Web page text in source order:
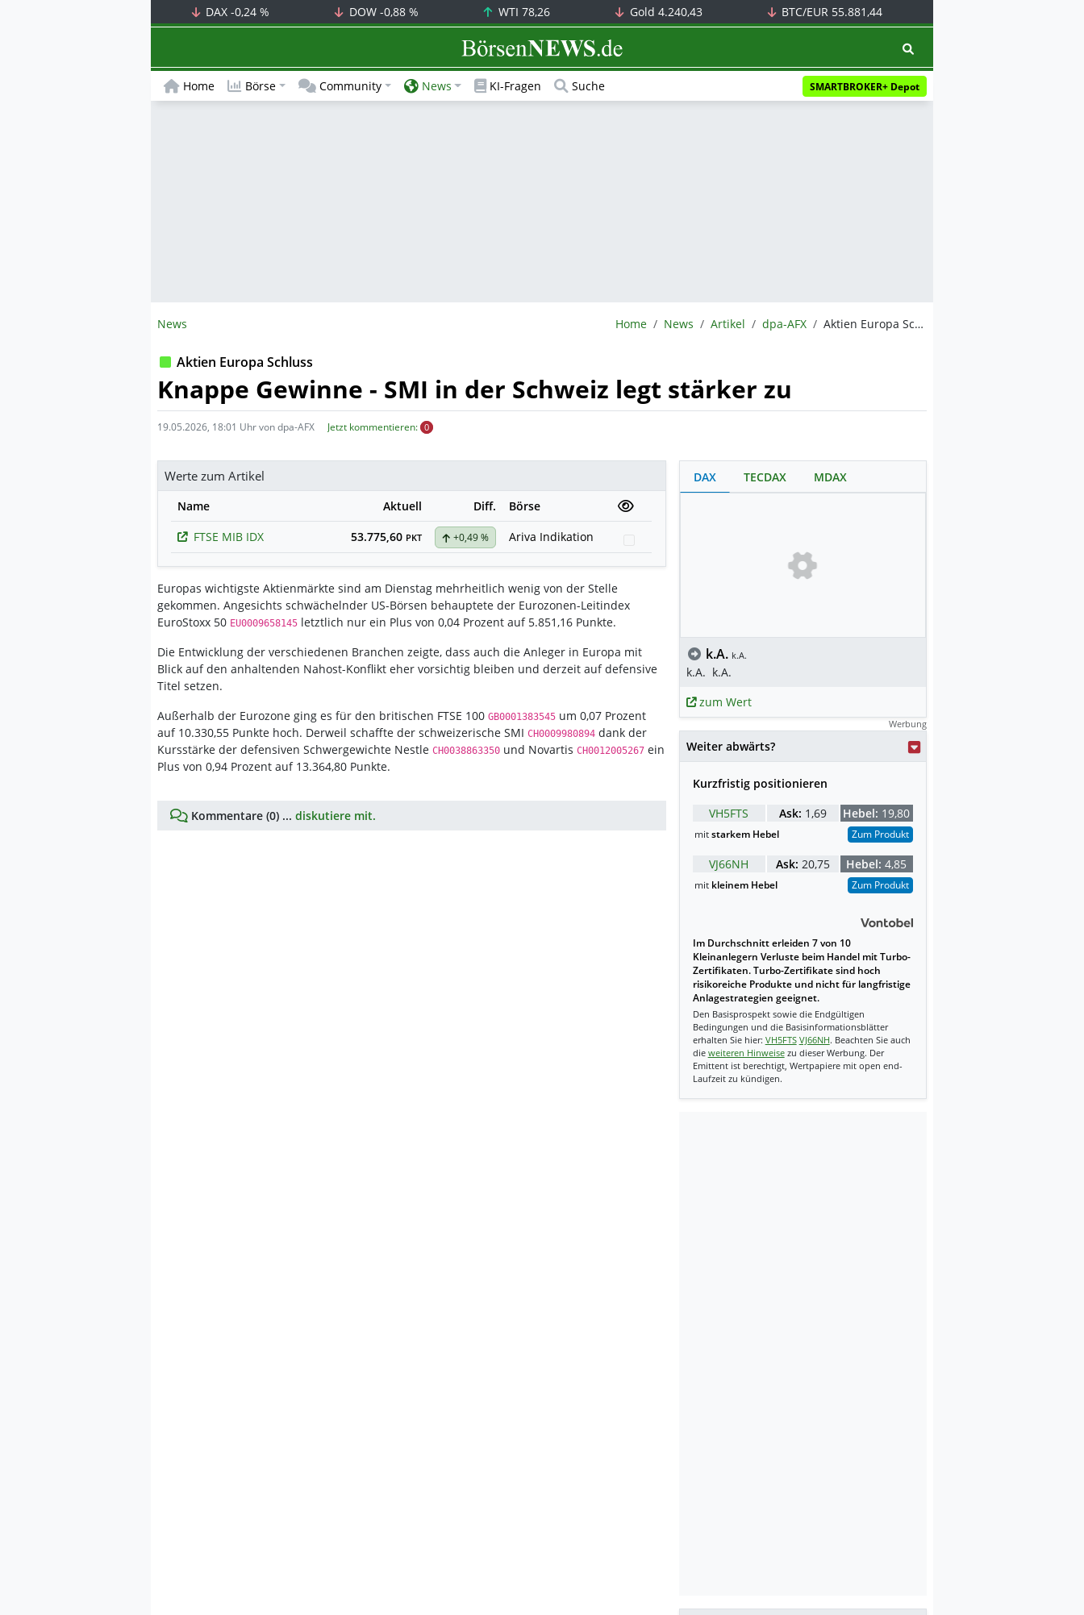
DAX-0,24 % DOW -0,88 % WTI 78,26 Gold 4.240,43 BTC/EUR 55.881,44
BörsenNEWS.de
Home Börse Community News KI-Fragen Suche SMARTBROKER+ Depot
News BörsenNEWS.de
Home News Artikel dpa-AFX Aktien Europa Schluss: Knappe Gewinne - SMI in der Schweiz legt stärker zu
Aktien Europa Schluss
Knappe Gewinne - SMI in der Schweiz legt stärker zu
19.05.2026, 18:01 Uhr von dpa-AFX Jetzt kommentieren: 0
Werte zum Artikel
Name Aktuell Diff.
Börse
FTSE MIB IDX
53.775,60 PKT +0,49 % Ariva Indikation
Europas wichtigste Aktienmärkte sind am Dienstag mehrheitlich wenig von der Stelle
gekommen. Angesichts schwächelnder US-Börsen behauptete der Eurozonen-Leitindex
EuroStoxx 50 EU0009658145 letztlich nur ein Plus von 0,04 Prozent auf 5.851,16 Punkte.
Die Entwicklung der verschiedenen Branchen zeigte, dass auch die Anleger in Europa mit
Blick auf den anhaltenden Nahost-Konflikt eher vorsichtig bleiben und derzeit auf defensive
Titel setzen.
Außerhalb der Eurozone ging es für den britischen FTSE 100 GB0001383545 um 0,07 Prozent
auf 10.330,55 Punkte hoch. Derweil schaffte der schweizerische SMI CH0009980894 dank der
Kursstärke der defensiven Schwergewichte Nestle CH0038863350 und Novartis CH0012005267 ein
Plus von 0,94 Prozent auf 13.364,80 Punkte.
Kommentare (0) ... diskutiere mit.
DAX TECDAX MDAX
k.A. k.A.
k.A. k.A.
zum Wert
Werbung
Weiter abwärts?
Kurzfristig positionieren
VH5FTS
Ask: 1,69 Hebel: 19,80
mitstarkem Hebel Zum Produkt
VJ66NH Ask: 20,75 Hebel: 4,85
mit kleinem Hebel Zum Produkt
Im Durchschnitt erleiden 7 von 10
Kleinanlegern Verluste beim Handel mit Turbo-
Zertifikaten. Turbo-Zertifikate sind hoch
risikoreiche Produkte und nicht für langfristige
Anlagestrategien geeignet.
Den Basisprospekt sowie die Endgültigen
Bedingungen und die Basisinformationsblätter
erhalten Sie hier: VH5FTS VJ66NH. Beachten Sie auch
die weiteren Hinweisezu dieser Werbung. Der
Emittent ist berechtigt, Wertpapiere mit open end-
Laufzeit zu kündigen.